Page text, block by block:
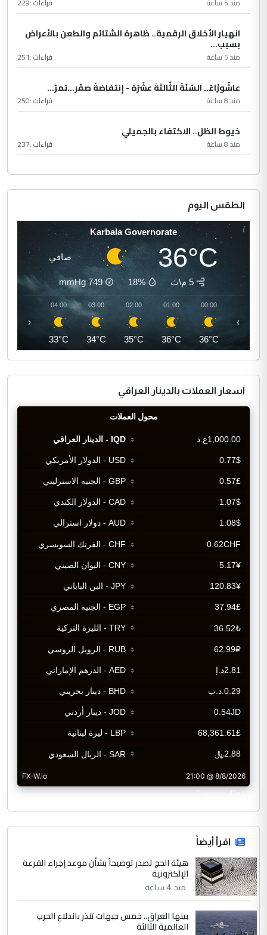
انهيار الأخلاق الرقمية.. ظاهرة الشتائم والطعن بالأعراض
بسبب...
منذ 5 ساعة قراءات :251
عاشُورْاءُ.. السّنَةُ الثّالثةَ عشَرَة - إِنتفاضةُ صفَر…تمرّ...
منذ 8 ساعة قراءات :250
خيوط الظل.. الاكتفاء بالجميلي
منذ 8 ساعة قراءات :237
الطقس اليوم
Karbala Governorate
36°C صافي
5 م\ث 18%
749
mmHg
00:00
36°C
01:00
36°C
02:00
35°C
03:00
34°C
04:00
33°C
‹ ›
اسعار العملات بالدينار العراقي
CurrencyRate
اقرأ أيضاً
هيئة الحج تصدر توضيحاً بشأن موعد إجراء القرعة
الإلكترونية
منذ 4 ساعة
بينها العراق.. خمس جبهات تنذر باندلاع الحرب
العالمية الثالثة